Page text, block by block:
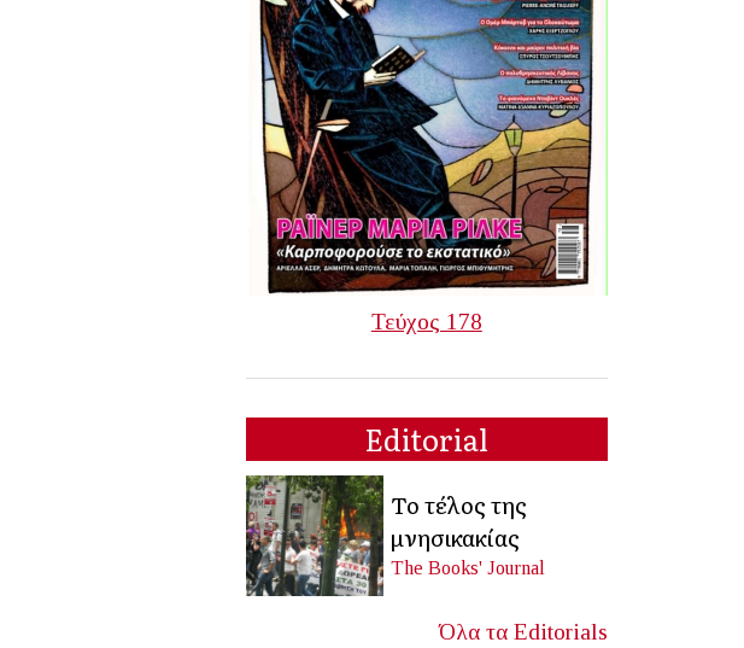
Τεύχος 178
Editorial
Το τέλος της
μνησικακίας
The Books' Journal
Όλα τα Editorials